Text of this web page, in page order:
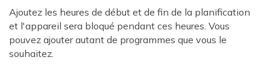
Ajoutez les heures de début et de fin de la planification
et l'appareil sera bloqué pendant ces heures. Vous
pouvez ajouter autant de programmes que vous le
souhaitez.